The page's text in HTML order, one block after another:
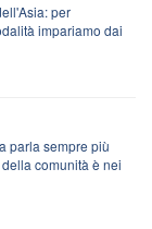
per
impariamo dai
parla sempre più
comunità è nei